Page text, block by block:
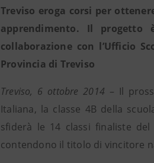
Treviso eroga corsi per
apprendimento. Il progetto
collaborazione con l’Ufficio
Provincia di Treviso
Treviso, 6 ottobre 2014 – Il
Italiana, la classe 4B della
sfiderà le 14 classi finaliste
contendono il titolo di vincitore